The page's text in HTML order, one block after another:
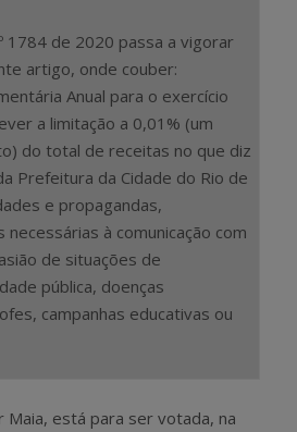
1784 de 2020 passa a vigorar
artigo, onde couber:
Anual para o exercício
a limitação a 0,01% (um
do total de receitas no que diz
Prefeitura da Cidade do Rio de
e propagandas,
necessárias à comunicação com
de situações de
pública, doenças
campanhas educativas ou
Maia, está para ser votada, na